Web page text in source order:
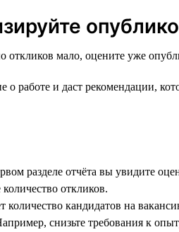
откликов мало, оцените уже
о работе и даст рекомендации,
разделе отчёта вы увидите
откликов.
количество кандидатов на
снизьте требования к